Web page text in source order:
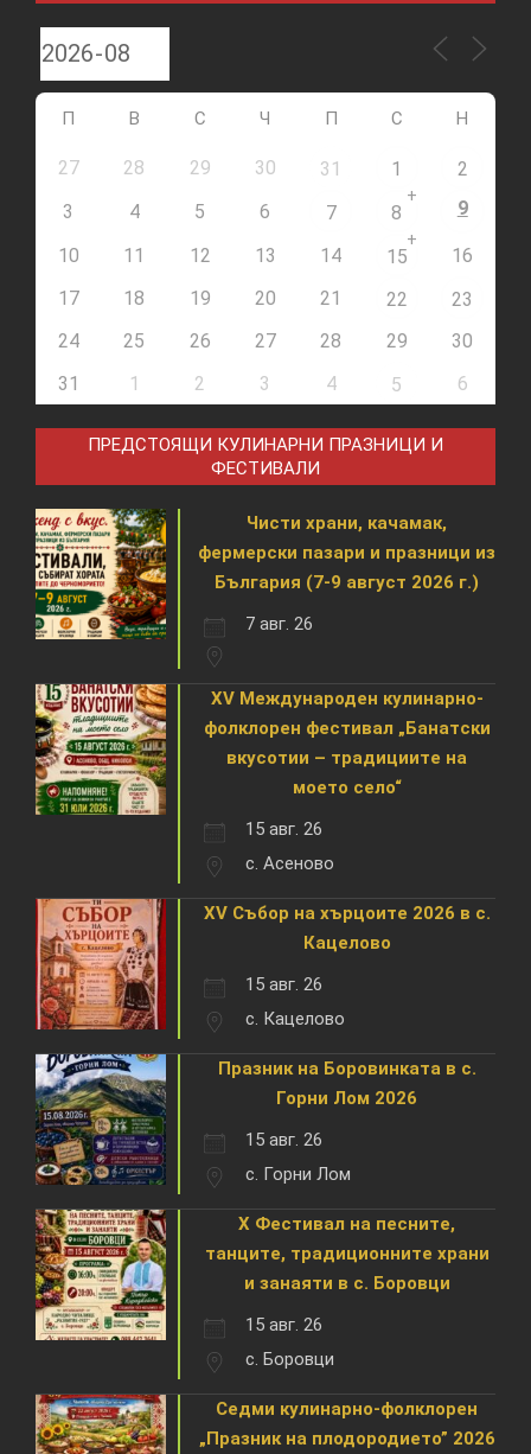
П В С Ч П С Н
27 28 29 30 31 1
2
3
4 5 6 7 8
+
9
10 11 12 13 14 15
+
16
17
18 19 20 21 22
23
24
25 26 27 28 29
30
31
1 2 3 4 5 6
ПРЕДСТОЯЩИ КУЛИНАРНИ ПРАЗНИЦИ И
ФЕСТИВАЛИ
Чисти храни, качамак,
фермерски пазари и празници из
България (7-9 август 2026 г.)
7 авг. 26
XV Международен кулинарно-
фолклорен фестивал „Банатски
вкусотии – традициите на
моето село“
15 авг. 26
с. Асеново
XV Събор на хърцоите 2026 в с.
Кацелово
15 авг. 26
с. Кацелово
Празник на Боровинката в с.
Горни Лом 2026
15 авг. 26
с. Горни Лом
X Фестивал на песните,
танците, традиционните храни
и занаяти в с. Боровци
15 авг. 26
с. Боровци
Седми кулинарно-фолклорен
„Празник на плодородието” 2026